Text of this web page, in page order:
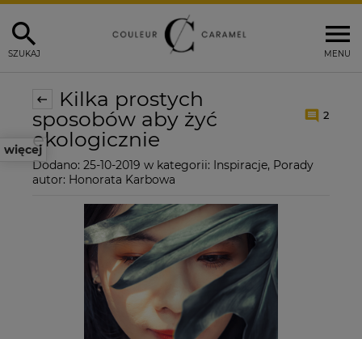
MENU
SZUKAJ
więcej
Kilka prostych
sposobów aby żyć
ekologicznie
2
Dodano: 25-10-2019 w kategorii: Inspiracje, Porady
autor: Honorata Karbowa